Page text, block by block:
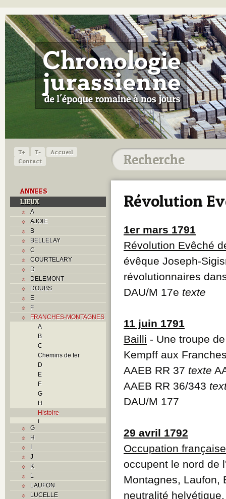
T+ T-
Accueil
Contact
ANNEES
LIEUX
A
AJOIE
B
BELLELAY
C
COURTELARY
D
DELEMONT
DOUBS
E
F
FRANCHES-MONTAGNES
A
B
C
Chemins de fer
D
E
F
G
H
Histoire
I
Routes
G
H
I
J
K
L
LAUFON
LUCELLE
Révolution
1er mars 1791
Révolution Evêché
évêque Joseph-
révolutionnaires
DAU/M 17e texte
11 juin 1791
Bailli - Une troupe
Kempff aux
AAEB RR 37 texte
AAEB RR 36/343
DAU/M 177
29 avril 1792
Occupation française
occupent le nord de
Montagnes, Laufon,
neutralité